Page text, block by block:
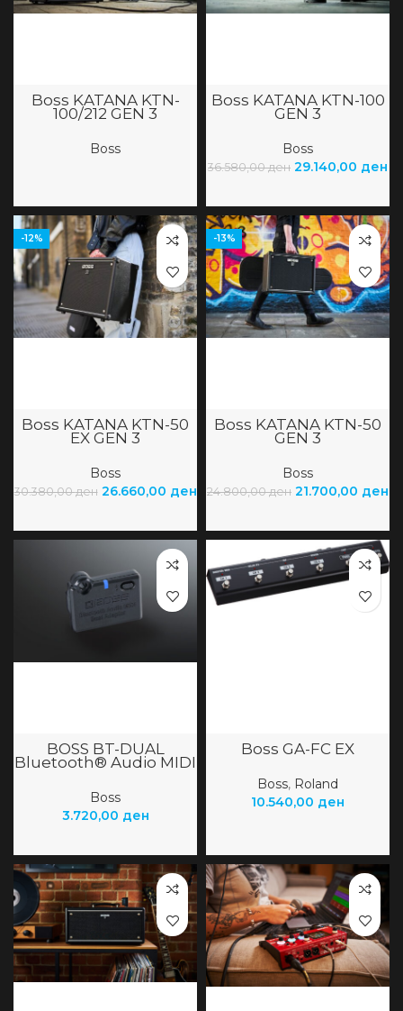
Boss KATANA KTN-
100/212 GEN 3
Boss
Boss KATANA KTN-100
GEN 3
Boss
36.580,00ден 29.140,00 ден
-12%
Boss KATANA KTN-50
EX GEN 3
Boss
30.380,00ден 26.660,00 ден
-13%
Boss KATANA KTN-50
GEN 3
Boss
24.800,00ден 21.700,00 ден
BOSS BT-DUAL
Bluetooth® Audio MIDI
Boss
3.720,00 ден
Boss GA-FC EX
Boss, Roland
10.540,00 ден